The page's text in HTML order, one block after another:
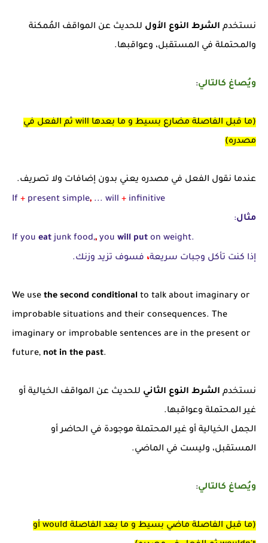
نستخدم الشرط النوع الأول للحديث عن المواقف المُمكنة
والمحتملة في المستقبل، وعواقبها.
ويُصاغ كالتالي:
(ما قبل الفاصلة مضارع بسيط و ما بعدها will ثم الفعل في
مصدره)
عندما نقول الفعل في مصدره يعني بدون إضافات ولا تصريف.
If + present simple, ... will + infinitive
مثال:
If you eatjunk food,, you will put on weight.
إذا كنت تأكل وجبات سريعة، فسوف تزيد وزنك.
We use the second conditional to talk about imaginary or
improbable situations and their consequences. The
imaginary or improbable sentences are in the present or
future, not in the past.
نستخدم الشرط النوع الثاني للحديث عن المواقف الخيالية أو
غير المحتملة وعواقبها.
الجمل الخيالية أو غير المحتملة موجودة في الحاضر أو
المستقبل، وليست في الماضي.
ويُصاغ كالتالي:
(ما قبل الفاصلة ماضي بسيط و ما بعد الفاصلة would أو